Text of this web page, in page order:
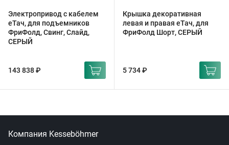
Электропривод с кабелем
еТач, для подъемников
ФриФолд, Свинг, Слайд,
СЕРЫЙ
143 838 ₽
Крышка декоративная
левая и правая еТач, для
ФриФолд Шорт, СЕРЫЙ
5 734 ₽
Компания Kesseböhmer